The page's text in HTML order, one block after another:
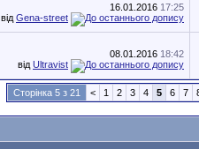
16.01.2016 17:25
від Gena-street
08.01.2016 18:42
від Ultravist
Сторінка 5 з 21 < 1 2 3 4 5 6 7